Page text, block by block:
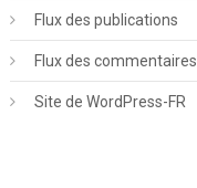
Flux des publications
Flux des commentaires
Site de WordPress-FR